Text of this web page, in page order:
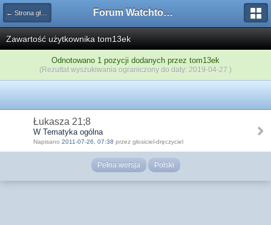
← Strona główna Forum Watchtower
Zawartość użytkownika tom13ek
Odnotowano 1 pozycji dodanych przez tom13ek
(Rezultat wyszukiwania ograniczony do daty: 2019-04-27 )
Łukasza 21;8
W Tematyka ogólna
Napisano 2011-07-26, 07:38 przez głosiciel-dręczyciel
Pełna wersja Polski